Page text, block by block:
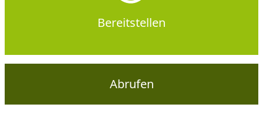
Bereitstellen
Abrufen